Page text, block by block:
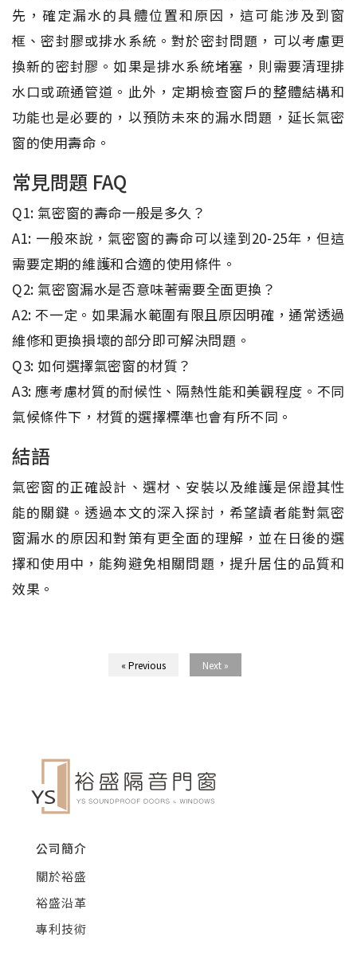
先，確定漏水的具體位置和原因，這可能涉及到窗
框、密封膠或排水系統。對於密封問題，可以考慮更
換新的密封膠。如果是排水系統堵塞，則需要清理排
水口或疏通管道。此外，定期檢查窗戶的整體結構和
功能也是必要的，以預防未來的漏水問題，延长氣密
窗的使用壽命。
常見問題 FAQ
Q1: 氣密窗的壽命一般是多久？
A1: 一般來說，氣密窗的壽命可以達到20-25年，但這
需要定期的維護和合適的使用條件。
Q2: 氣密窗漏水是否意味著需要全面更換？
A2: 不一定。如果漏水範圍有限且原因明確，通常透過
維修和更換損壞的部分即可解決問題。
Q3: 如何選擇氣密窗的材質？
A3: 應考慮材質的耐候性、隔熱性能和美觀程度。不同
氣候條件下，材質的選擇標準也會有所不同。
結語
氣密窗的正確設計、選材、安裝以及維護是保證其性
能的關鍵。透過本文的深入探討，希望讀者能對氣密
窗漏水的原因和對策有更全面的理解，並在日後的選
擇和使用中，能夠避免相關問題，提升居住的品質和
效果。
« Previous Next »
公司簡介
關於裕盛
裕盛沿革
專利技術